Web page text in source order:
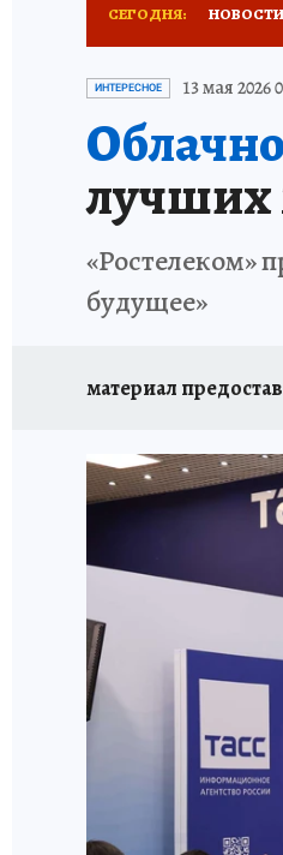
СЕГОДНЯ: НОВОСТИ
87 ЛЕТ
ВТБ:
ИНТЕРЕСНОЕ 13 мая 2026
лучших
«Ростелеком»
будущее»
материал